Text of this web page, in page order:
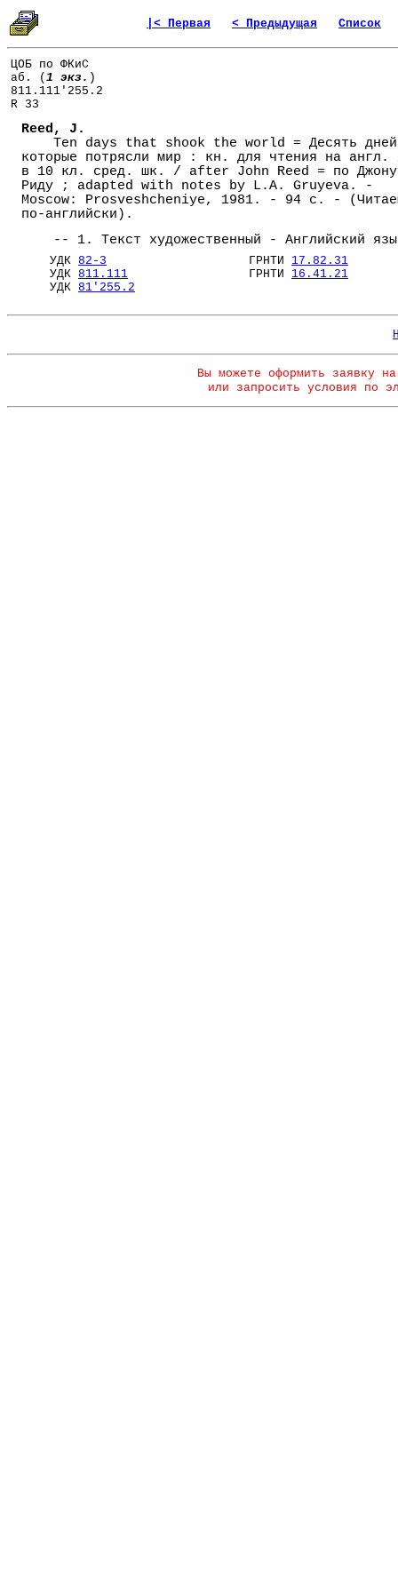
|< Первая < Предыдущая Список
ЦОБ по ФКиС
аб. ( 1 экз. )
811.111'255.2
R 33
Reed, J.
Ten days that shook the world = Десять
которые потрясли мир : кн. для чтения на англ.
в 10 кл. сред. шк. / after John Reed = по Джону
Риду ; adapted with notes by L.A. Gruyeva. -
Moscow: Prosveshcheniye, 1981. - 94 с. -
по-английски).
-- 1. Текст художественный - Английский
УДК 82-3 ГРНТИ 17.82.31
УДК 811.111 ГРНТИ 16.41.21
УДК 81'255.2
Вы можете оформить заявку
или запросить условия по